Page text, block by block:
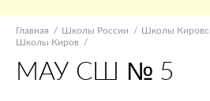
Главная Школы России
Школы
Школы Киров
МАУ СШ № 5